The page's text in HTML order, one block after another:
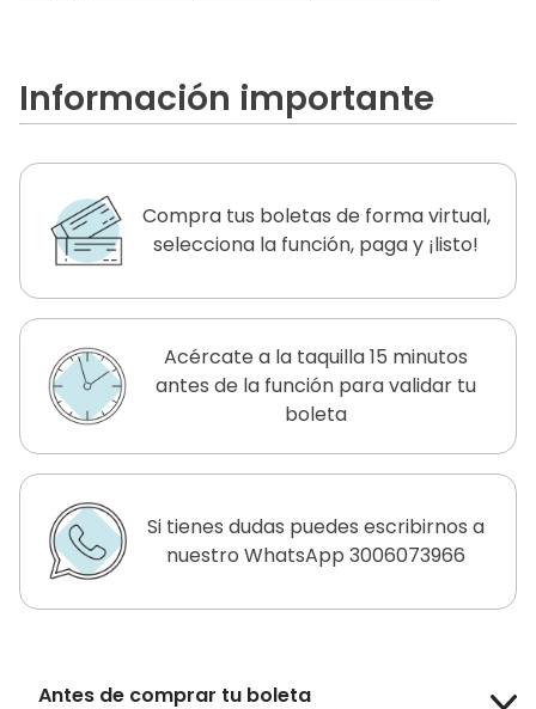
Información importante
Compra tus boletas de forma virtual,
selecciona la función, paga y ¡listo!
Acércate a la taquilla 15 minutos
antes de la función para validar tu
boleta
Si tienes dudas puedes escribirnos a
nuestro WhatsApp 3006073966
Antes de comprar tu boleta